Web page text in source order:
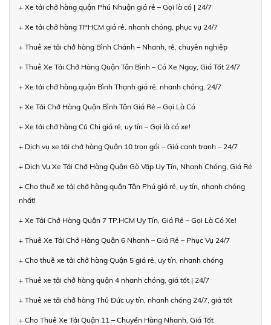
+ Xe tải chở hàng quận Phú Nhuận giá rẻ – Gọi là có | 24/7
+ Xe tải chở hàng TPHCM giá rẻ, nhanh chóng, phục vụ 24/7
+ Thuê xe tải chở hàng Bình Chánh – Nhanh, rẻ, chuyên nghiệp
+ Thuê Xe Tải Chở Hàng Quận Tân Bình – Có Xe Ngay, Giá Tốt 24/7
+ Xe tải chở hàng quận Bình Thạnh giá rẻ, nhanh chóng, 24/7
+ Xe Tải Chở Hàng Quận Bình Tân Giá Rẻ – Gọi Là Có
+ Xe tải chở hàng Củ Chi giá rẻ, uy tín – Gọi là có xe!
+ Dịch vụ xe tải chở hàng Quận 10 trọn gói – Giá cạnh tranh – 24/7
+ Dịch Vụ Xe Tải Chở Hàng Quận Gò Vấp Uy Tín, Nhanh Chóng, Giá Rẻ
+ Cho thuê xe tải chở hàng quận Tân Phú giá rẻ, uy tín, nhanh chóng
nhất!
+ Xe Tải Chở Hàng Quận 7 TP.HCM Uy Tín, Giá Rẻ – Gọi Là Có Xe!
+ Thuê Xe Tải Chở Hàng Quận 6 Nhanh – Giá Rẻ – Phục Vụ 24/7
+ Cho thuê xe tải chở hàng Quận 5 giá rẻ, uy tín, nhanh chóng
+ Thuê xe tải chở hàng quận 4 nhanh chóng, giá tốt | 24/7
+ Thuê xe tải chở hàng Thủ Đức uy tín, nhanh chóng 24/7, giá tốt
+ Cho Thuê Xe Tải Quận 11 – Chuyển Hàng Nhanh, Giá Tốt